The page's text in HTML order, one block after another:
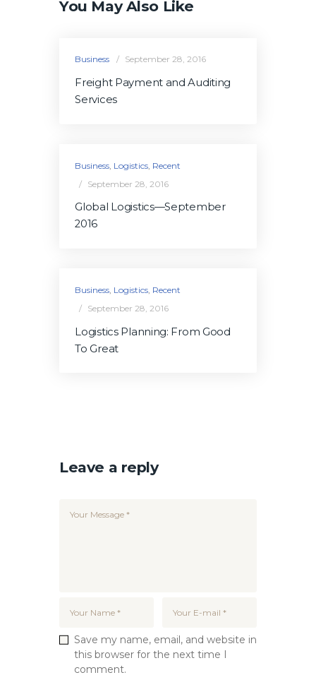
You May Also Like
Business September 28, 2016
Freight Payment and Auditing
Services
Business Logistics Recent
September 28, 2016
Global Logistics—September
2016
Business Logistics Recent
September 28, 2016
Logistics Planning: From Good
To Great
Leave a reply
Save my name, email, and website in
this browser for the next time I
comment.